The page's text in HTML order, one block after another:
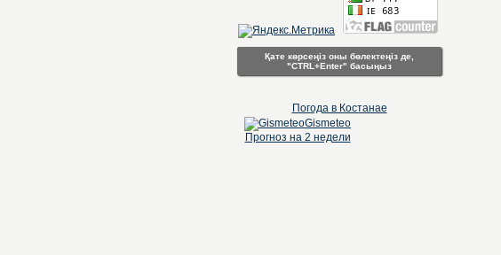
Қате көрсеңіз оны бөлектеңіз де,
"CTRL+Enter" басыңыз
Погода в Костанае
Gismeteo
Прогноз на 2 недели